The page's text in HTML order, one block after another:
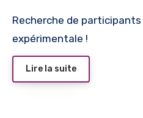
Recherche de participants pour une étude
expérimentale !
Lire la suite